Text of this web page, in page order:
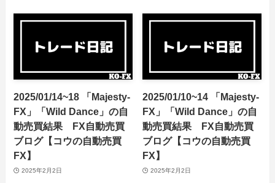
2025/01/14~18 「Majesty-
FX」「Wild Dance」の自
動売買結果 FX自動売買
ブログ【コウの自動売買
FX】
2025年2月2日
2025/01/10~14 「Majesty-
FX」「Wild Dance」の自
動売買結果 FX自動売買
ブログ【コウの自動売買
FX】
2025年2月2日